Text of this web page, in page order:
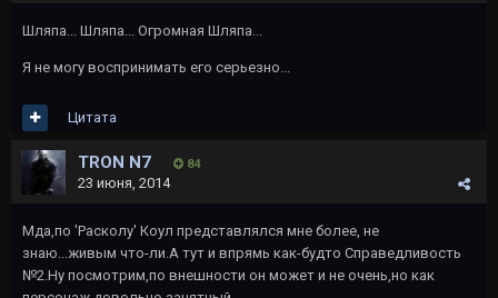
Шляпа... Шляпа... Огромная Шляпа...
Я не могу воспринимать его серьезно...
Цитата
TRON N7 84
23 июня, 2014
Мда,по 'Расколу' Коул представлялся мне более, не
знаю...живым что-ли.А тут и впрямь как-будто Справедливость
№2.Ну посмотрим,по внешности он может и не очень,но как